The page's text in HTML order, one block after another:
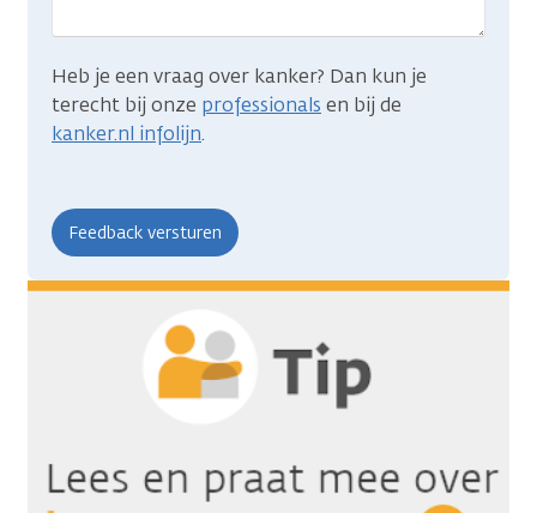
Heb je een vraag over kanker? Dan kun je
terecht bij onze professionals en bij de
kanker.nl infolijn.